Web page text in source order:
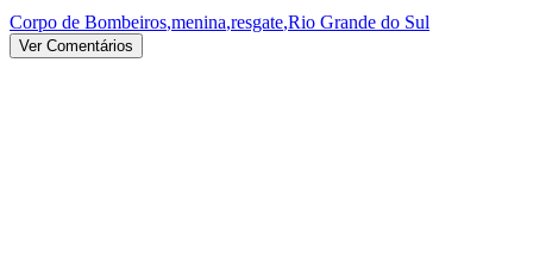
Corpo de Bombeiros,menina,resgate,Rio Grande do Sul
Ver Comentários